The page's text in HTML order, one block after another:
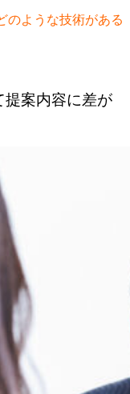
のような技術がある
提案内容に差が